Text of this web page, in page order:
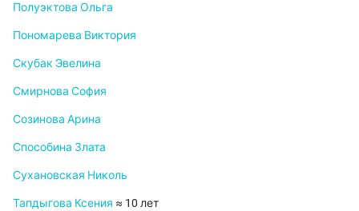
Полуэктова Ольга
Пономарева Виктория
Скубак Эвелина
Смирнова София
Созинова Арина
Способина Злата
Сухановская Николь
Тапдыгова Ксения ≈ 10 лет